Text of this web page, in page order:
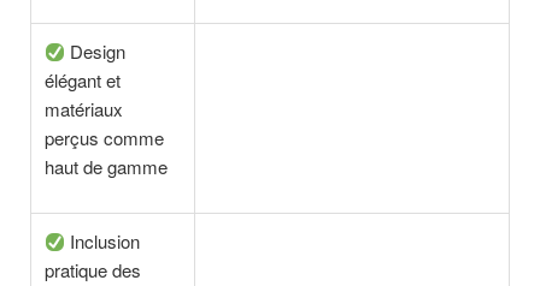
Design
élégant et
matériaux
perçus comme
haut de gamme
Inclusion
pratique des